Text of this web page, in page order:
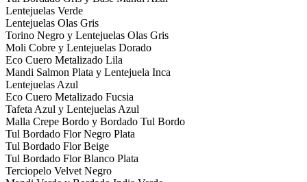
Lentejuelas Verde
Lentejuelas Olas Gris
Torino Negro y Lentejuelas Olas Gris
Moli Cobre y Lentejuelas Dorado
Eco Cuero Metalizado Lila
Mandi Salmon Plata y Lentejuela Inca
Lentejuelas Azul
Eco Cuero Metalizado Fucsia
Tafeta Azul y Lentejuelas Azul
Malla Crepe Bordo y Bordado Tul Bordo
Tul Bordado Flor Negro Plata
Tul Bordado Flor Beige
Tul Bordado Flor Blanco Plata
Terciopelo Velvet Negro